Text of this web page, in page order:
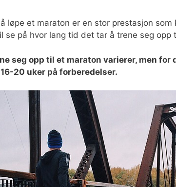
løpe et maraton er en stor prestasjon
se på hvor lang tid det tar å trene seg opp
seg opp til et maraton varierer, men
20 uker på forberedelser.